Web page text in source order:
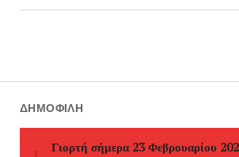
ΔΗΜΟΦΙΛΉ